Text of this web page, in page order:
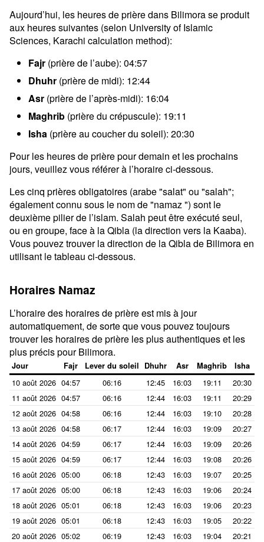
Aujourd’hui, les heures de prière dans Bilimora se produit
aux heures suivantes (selon University of Islamic
Sciences, Karachi calculation method):
Fajr (prière de l’aube): 04:57
Dhuhr (prière de midi): 12:44
Asr (prière de l’après-midi): 16:04
Maghrib (prière du crépuscule): 19:11
Isha (prière au coucher du soleil): 20:30
Pour les heures de prière pour demain et les prochains
jours, veuillez vous référer à l’horaire ci-dessous.
Les cinq prières obligatoires (arabe "salat" ou "salah";
également connu sous le nom de "namaz ") sont le
deuxième pilier de l’islam. Salah peut être exécuté seul,
ou en groupe, face à la Qibla (la direction vers la Kaaba).
Vous pouvez trouver la direction de la Qibla de Bilimora en
utilisant le tableau ci-dessous.
Horaires Namaz
L’horaire des horaires de prière est mis à jour
automatiquement, de sorte que vous pouvez toujours
trouver les horaires de prière les plus authentiques et les
plus précis pour Bilimora.
Jour Fajr Lever du soleil Dhuhr Asr Maghrib Isha
10 août 2026 04:57 06:16 12:45 16:03 19:11
20:30
11 août 2026 04:57 06:16 12:44 16:03 19:11
20:29
12 août 2026 04:58 06:16 12:44 16:03 19:10
20:28
13 août 2026 04:58 06:17 12:44 16:03 19:09
20:27
14 août 2026 04:59 06:17 12:44 16:03 19:09
20:26
15 août 2026 04:59 06:17 12:44 16:03 19:08
20:26
16 août 2026 05:00 06:18 12:43 16:03 19:07
20:25
17 août 2026 05:00 06:18 12:43 16:03 19:06
20:24
18 août 2026 05:01 06:18 12:43 16:03 19:06
20:23
19 août 2026 05:01 06:18 12:43 16:03 19:05
20:22
20 août 2026 05:02 06:19 12:43 16:03 19:04
20:21